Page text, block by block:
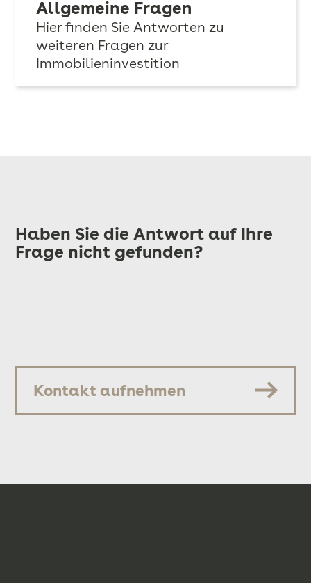
Allgemeine Fragen
Hier finden Sie Antworten zu
weiteren Fragen zur
Immobilieninvestition
Haben Sie die Antwort auf Ihre
Frage nicht gefunden?
Kontakt aufnehmen